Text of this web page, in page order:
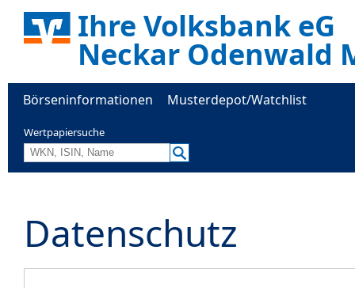
Ihre Volksbank eG
Neckar Odenwald
Börseninformationen Musterdepot/Watchlist
Wertpapiersuche
Datenschutz